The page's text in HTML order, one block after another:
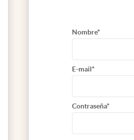
Nombre*
E-mail*
Contraseña*